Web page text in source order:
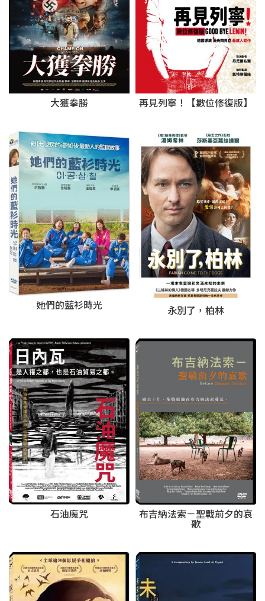
大獲拳勝 再見列寧！【數位修復版】
她們的藍衫時光 永別了，柏林
石油魔咒 布吉納法索－聖戰前夕的哀
歌